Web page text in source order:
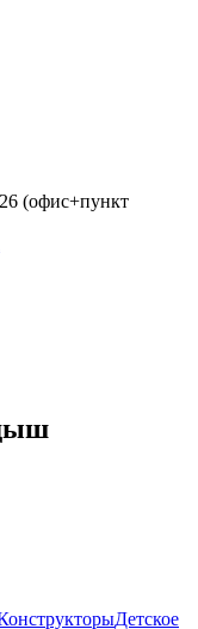
(офис+пункт
Детское